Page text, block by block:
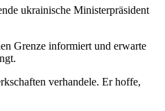
ukrainische Ministerpräsident
Grenze informiert und erwarte
verhandele. Er hoffe,